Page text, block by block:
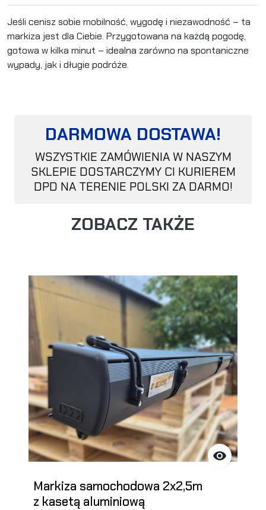
Jeśli cenisz sobie mobilność, wygodę i niezawodność – ta
markiza jest dla Ciebie. Przygotowana na każdą pogodę,
gotowa w kilka minut – idealna zarówno na spontaniczne
wypady, jak i długie podróże.
DARMOWA DOSTAWA!
WSZYSTKIE ZAMÓWIENIA W NASZYM
SKLEPIE DOSTARCZYMY CI KURIEREM
DPD NA TERENIE POLSKI ZA DARMO!
ZOBACZ TAKŻE

Markiza samochodowa 2x2,5m
z kasetą aluminiową